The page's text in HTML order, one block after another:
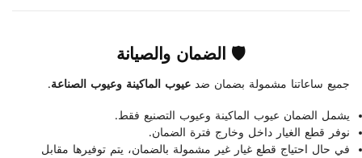
🛡 الضمان والصيانة
جميع ساعاتنا مشمولة بضمان ضد عيوب الماكينة وعيوب الصناعة.
يشمل الضمان عيوب الماكينة وعيوب التصنيع فقط.
نوفر قطع الغيار داخل وخارج فترة الضمان.
في حال احتياج قطع غيار غير مشمولة بالضمان، يتم توفيرها مقابل